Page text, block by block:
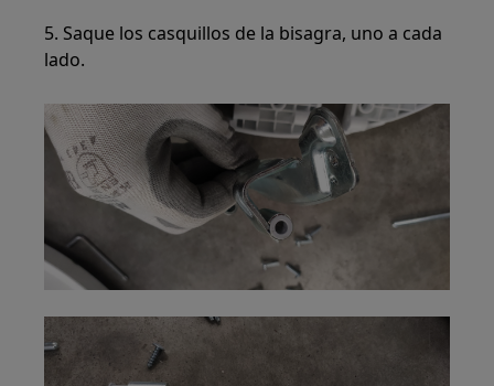
5. Saque los casquillos de la bisagra, uno a cada
lado.